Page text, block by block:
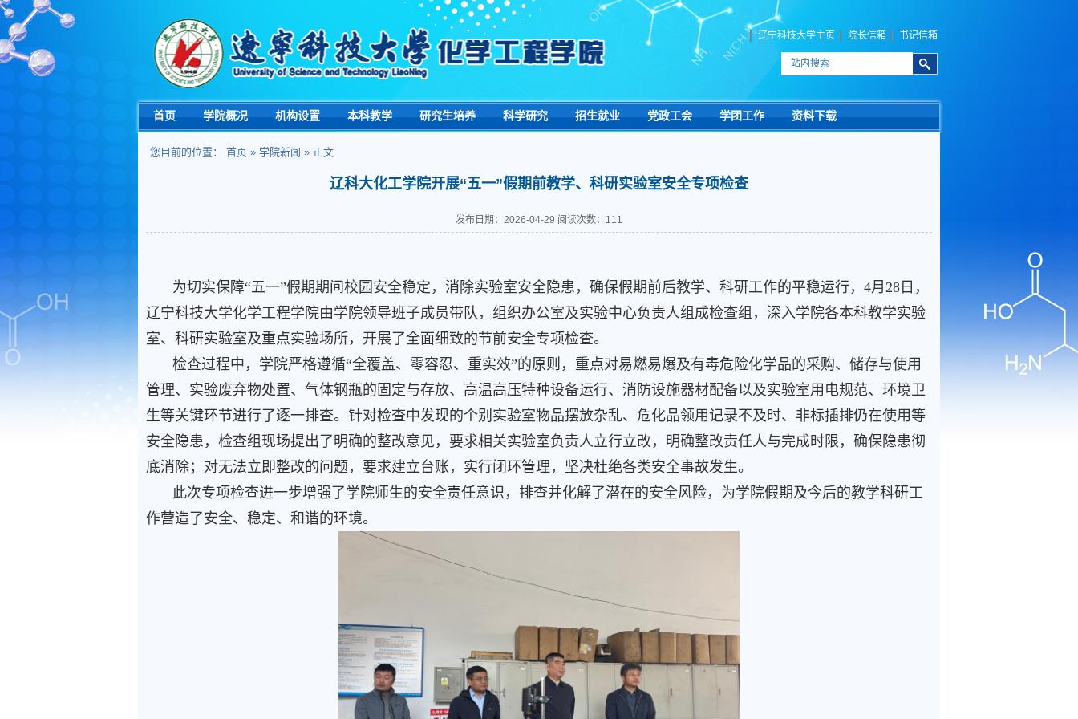
辽宁科技大学主页 院长信箱 书记信箱
首页 学院概况 机构设置 本科教学 研究生培养 科学研究 招生就业 党政工会 学团工作 资料下载
您目前的位置： 首页 » 学院新闻 » 正文
辽科大化工学院开展“五一”假期前教学、科研实验室安全专项检查
发布日期：2026-04-29 阅读次数： 111
为切实保障“五一”假期期间校园安全稳定，消除实验室安全隐患，确保假期前后教学、科研工作的平稳运行，4月28日，
辽宁科技大学化学工程学院由学院领导班子成员带队，组织办公室及实验中心负责人组成检查组，深入学院各本科教学实验
室、科研实验室及重点实验场所，开展了全面细致的节前安全专项检查。
检查过程中，学院严格遵循“全覆盖、零容忍、重实效”的原则，重点对易燃易爆及有毒危险化学品的采购、储存与使用
管理、实验废弃物处置、气体钢瓶的固定与存放、高温高压特种设备运行、消防设施器材配备以及实验室用电规范、环境卫
生等关键环节进行了逐一排查。针对检查中发现的个别实验室物品摆放杂乱、危化品领用记录不及时、非标插排仍在使用等
安全隐患，检查组现场提出了明确的整改意见，要求相关实验室负责人立行立改，明确整改责任人与完成时限，确保隐患彻
底消除；对无法立即整改的问题，要求建立台账，实行闭环管理，坚决杜绝各类安全事故发生。
此次专项检查进一步增强了学院师生的安全责任意识，排查并化解了潜在的安全风险，为学院假期及今后的教学科研工
作营造了安全、稳定、和谐的环境。